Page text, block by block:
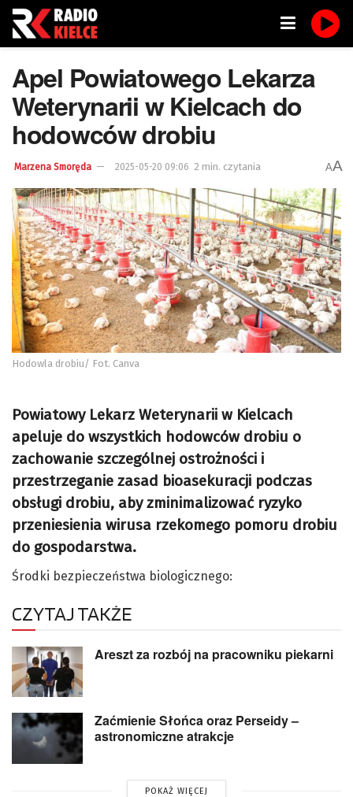
Apel Powiatowego Lekarza
Weterynarii w Kielcach do
hodowców drobiu
Marzena Smoręda 2025-05-20 09:06 2 min. czytania AA
Hodowla drobiu/ Fot. Canva
Powiatowy Lekarz Weterynarii w Kielcach
apeluje do wszystkich hodowców drobiu o
zachowanie szczególnej ostrożności i
przestrzeganie zasad bioasekuracji podczas
obsługi drobiu, aby zminimalizować ryzyko
przeniesienia wirusa rzekomego pomoru drobiu
do gospodarstwa.
Środki bezpieczeństwa biologicznego:
CZYTAJ TAKŻE
Areszt za rozbój na pracowniku piekarni
Zaćmienie Słońca oraz Perseidy –
astronomiczne atrakcje
POKAŻ WIĘCEJ